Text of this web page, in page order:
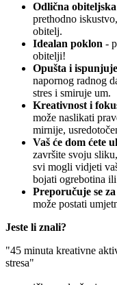
Odlična
prethodno
obitelj.
Idealan poklon -
obitelji!
Opušta i ispunjuje
napornog radnog
stres i smiruje um.
Kreativnost i
može naslikati
mirnije,
Vaš će dom ćete
završite svoju
svi mogli vidjeti
bojati ogrebotina ili
Preporučuje se
može postati
Jeste li znali?
"45 minuta kreativne
stresa"